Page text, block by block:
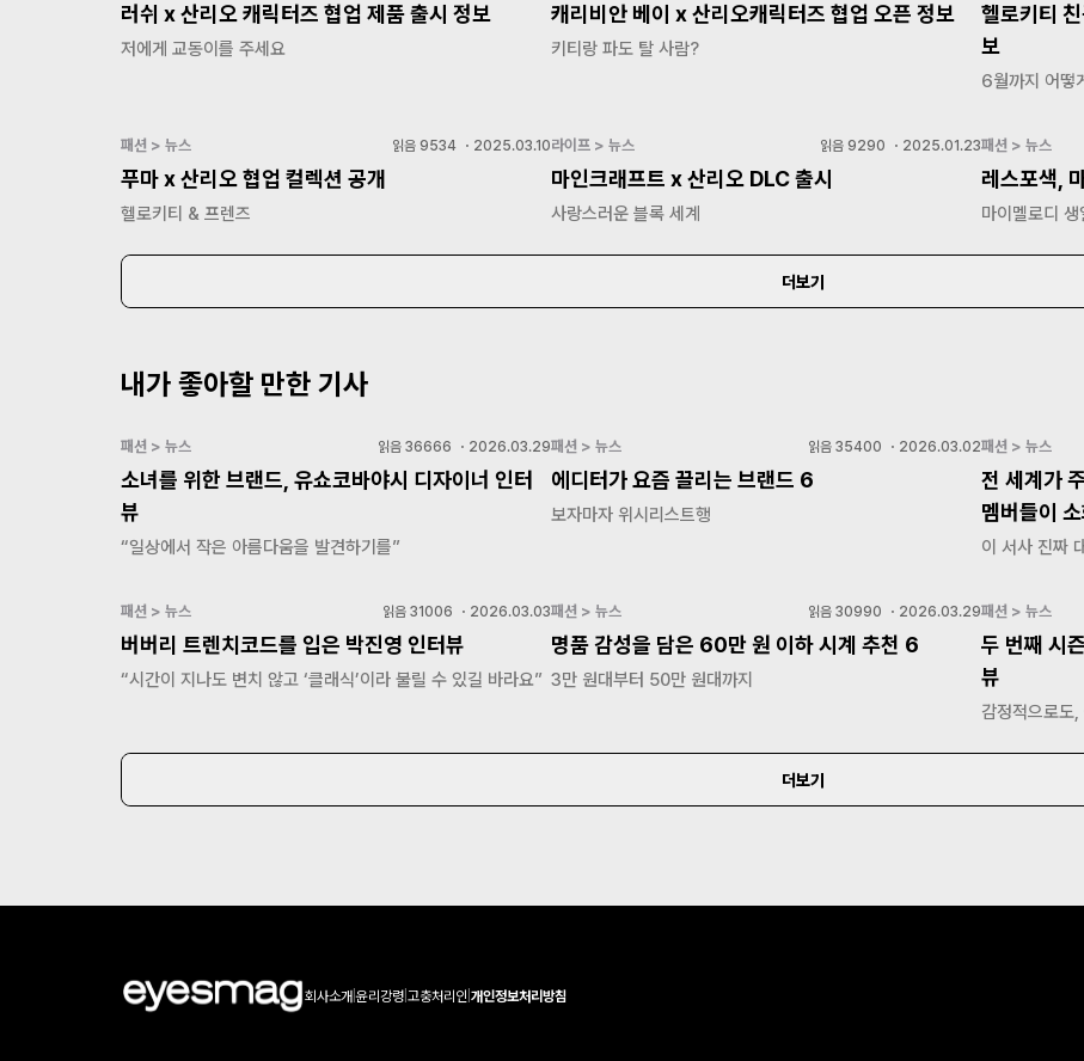
러쉬 x 산리오 캐릭터즈 협업 제품 출시 정보
저에게 교동이를 주세요
캐리비안 베이 x 산리오캐릭터즈 협업 오픈 정보
키티랑 파도 탈 사람?
헬로키티
보
6월까지 어떻
패션 > 뉴스 읽음 9534・ 2025.03.10
푸마 x 산리오 협업 컬렉션 공개
헬로키티 & 프렌즈
라이프 > 뉴스 읽음 9290 ・ 2025.01.23
마인크래프트 x 산리오 DLC 출시
사랑스러운 블록 세계
패션 > 뉴스
레스포색,
마이멜로디 생
더보기
내가 좋아할 만한 기사
패션 > 뉴스 읽음 36666 ・ 2026.03.29
소녀를 위한 브랜드, 유쇼코바야시 디자이너 인터
뷰
“일상에서 작은 아름다움을 발견하기를”
패션 > 뉴스 읽음 35400 ・ 2026.03.02
에디터가 요즘 끌리는 브랜드 6
보자마자 위시리스트행
패션 > 뉴스
전 세계가
멤버들이
이 서사 진짜
패션 > 뉴스 읽음 31006 ・ 2026.03.03
버버리 트렌치코드를 입은 박진영 인터뷰
“시간이 지나도 변치 않고 ‘클래식’이라 불릴 수 있길 바라요”
패션 > 뉴스 읽음 30990 ・ 2026.03.29
명품 감성을 담은 60만 원 이하 시계 추천 6
3만 원대부터 50만 원대까지
패션 > 뉴스
두 번째 시
뷰
감정적으로도
더보기
회사소개|윤리강령 고충처리인 개인정보처리방침